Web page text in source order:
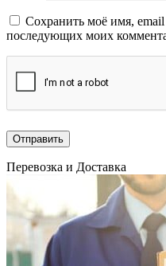
Сохранить моё имя, email
последующих моих
Перевозка и Доставка